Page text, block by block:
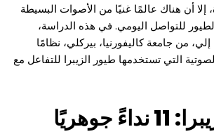
إلا أن هناك عالمًا غنيًا من الأصوات البسيطة
للتواصل اليومي. في هذه الدراسة،
من جامعة كاليفورنيا، بيركلي، نظامًا
التي تستخدمها طيور الزيبرا للتفاعل مع
جوهريًا